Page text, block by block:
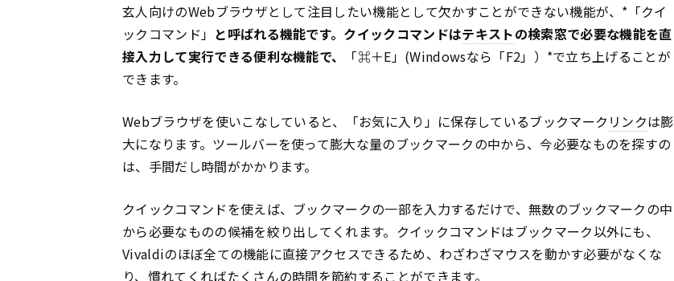
玄人向けのWebブラウザとして注目したい機能として欠かすことができない機能が、*「クイ
ックコマンド」 と呼ばれる機能です。クイックコマンドはテキストの検索窓で必要な機能を直
接入力して実行できる便利な機能で、
「⌘＋E」(Windowsなら「F2」）*で立ち上げることが
できます。
Webブラウザを使いこなしていると、「お気に入り」に保存しているブックマーク リンクは膨
大になります。ツールバーを使って膨大な量のブックマークの中から、今必要なものを探すの
は、手間だし時間がかかります。
クイックコマンドを使えば、ブックマークの一部を入力するだけで、無数のブックマークの中
から必要なものの候補を絞り出してくれます。クイックコマンドはブックマーク以外にも、
Vivaldiのほぼ全ての機能に直接アクセスできるため、わざわざマウスを動かす必要がなくな
り、慣れてくればたくさんの時間を節約することができます。